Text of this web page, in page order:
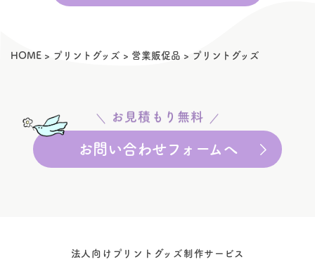
HOME > プリントグッズ > 営業販促品 > プリントグッズ
お見積もり無料
お問い合わせフォームへ
法人向けプリントグッズ制作サービス